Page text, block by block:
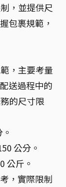
，並提供尺
包裹規範，
，主要考量
送過程中的
的尺寸限
公分。
公斤。
，實際限制